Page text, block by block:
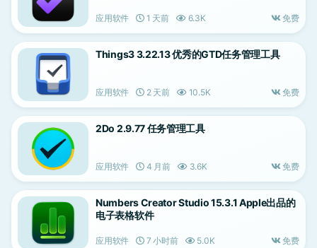
应用软件 1 天前 6.3K 免费
Things3 3.22.13 优秀的GTD任务管理工具
应用软件 2 天前 10.5K 免费
2Do 2.9.77 任务管理工具
应用软件 4 月前 3.6K 免费
Numbers Creator Studio 15.3.1 Apple出品的
电子表格软件
应用软件 7 小时前 5.0K 免费